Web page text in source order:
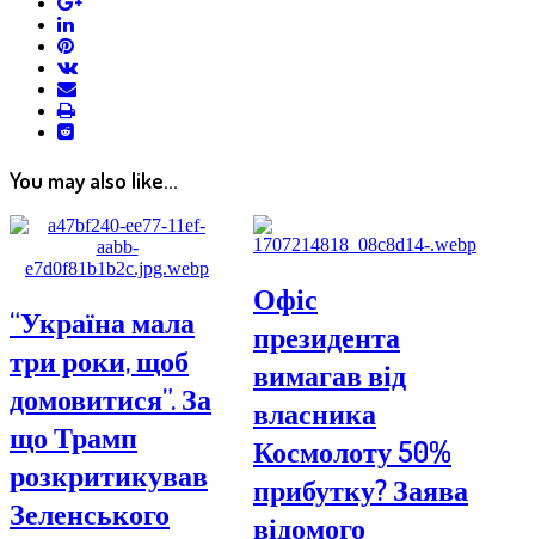
linkedin
pinterest
vkontakte
email
print
reddit
reddit
You may also like...
“Україна мала
три роки, щоб
домовитися”. За
що Трамп
розкритикував
Зеленського
Офіс
президента
вимагав від
власника
Космолоту 50%
прибутку? Заява
відомого